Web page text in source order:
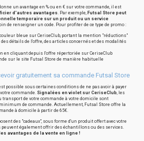
un avantage en % ou en € sur votre commande, il est
d'autres avantages. Par exemple, Futsal Store peut
temporaire sur un produit ou un service
de renseigner un code. Pour profiter de ce type de promo :
bleue sur CeriseClub, portant la mention "réductions"
détails de l'offre, des articles concernés et des modalités
en cliquant depuis l'offre répertoriée sur CeriseClub
sur le site Futsal Store de manière habituelle
gratuitement sa commande Futsal Store
possible sous certaines conditions de ne pas avoir à payer
commande. Signalées en violet sur CeriseClub, les
de votre commande à votre domicile sont
de commande. Actuellement, Futsal Store offre la
à domicile à partir de 65€.
des "cadeaux", sous forme d'un produit offert avec votre
également offrir des échantillons ou des services.
avantages de la vente en ligne !